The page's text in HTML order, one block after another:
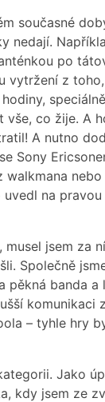
současné
nedají.
po
vytržení z
vše, co žije. A
A nutno
Sony
na
jsem za
Společně
pěkná banda a
komunikaci
– tyhle hry
Jako
kdy jsem ze